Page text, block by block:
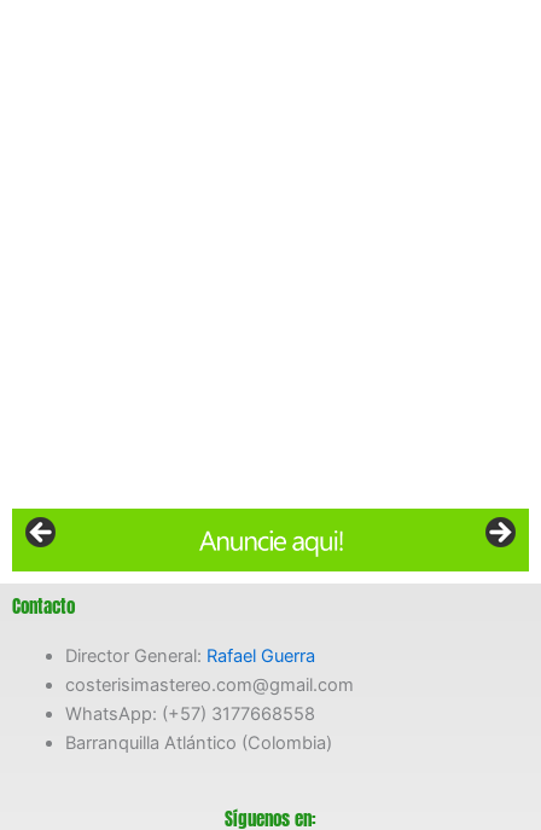
Contacto
Director General: Rafael Guerra
costerisimastereo.com@gmail.com
WhatsApp: (+57) 3177668558
Barranquilla Atlántico (Colombia)
Síguenos en: